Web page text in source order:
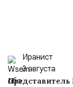
Иранист
3 августа